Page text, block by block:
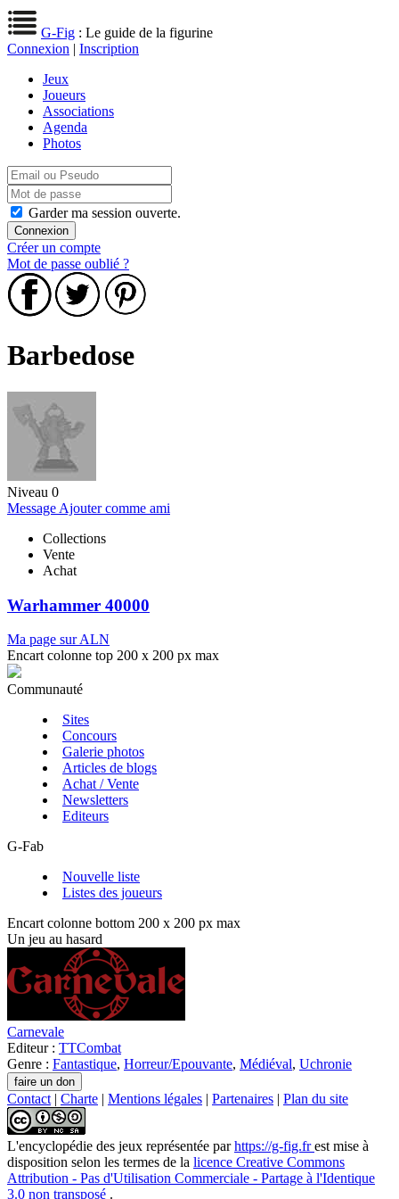
G-Fig : Le guide de la figurine
Connexion | Inscription
Jeux
Joueurs
Associations
Agenda
Photos
Garder ma session ouverte.
Créer un compte
Mot de passe oublié ?
Barbedose
Niveau 0
Message Ajouter comme ami
Collections
Vente
Achat
Warhammer 40000
Ma page sur ALN
Encart colonne top 200 x 200 px max
Communauté
Sites
Concours
Galerie photos
Articles de blogs
Achat / Vente
Newsletters
Editeurs
G-Fab
Nouvelle liste
Listes des joueurs
Encart colonne bottom 200 x 200 px max
Un jeu au hasard
Carnevale
Editeur : TTCombat
Genre : Fantastique, Horreur/Epouvante, Médiéval, Uchronie
Contact | Charte | Mentions légales | Partenaires | Plan du site
L'encyclopédie des jeux représentée parhttps://g-fig.frest mise à
disposition selon les termes de la licence Creative Commons
Attribution - Pas d'Utilisation Commerciale - Partage à l'Identique
3.0 non transposé .